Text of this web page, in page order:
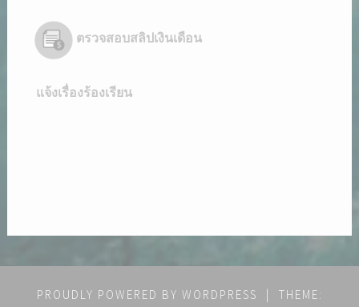
ตรวจสอบสลิปเงินเดือน
แจ้งเรื่องร้องเรียน
PROUDLY POWERED BY WORDPRESS
THEME: